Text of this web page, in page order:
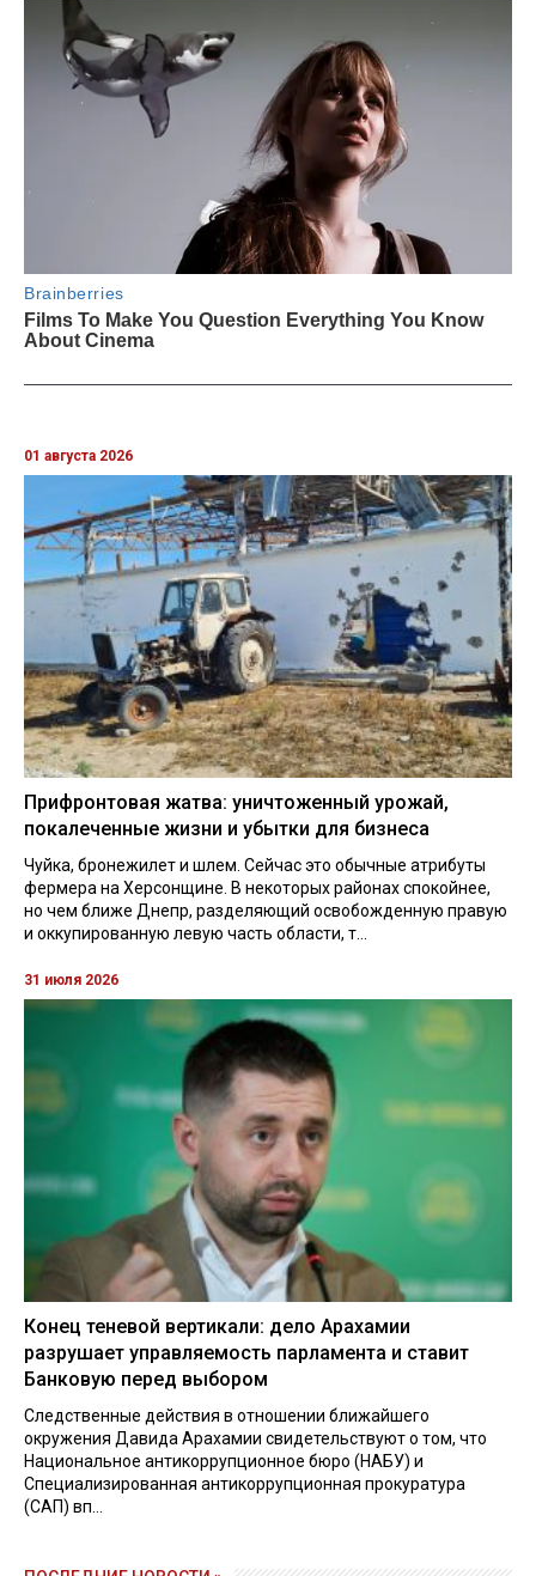
01 августа 2026
Прифронтовая жатва: уничтоженный урожай,
покалеченные жизни и убытки для бизнеса
Чуйка, бронежилет и шлем. Сейчас это обычные атрибуты
фермера на Херсонщине. В некоторых районах спокойнее,
но чем ближе Днепр, разделяющий освобожденную правую
и оккупированную левую часть области, т...
31 июля 2026
Конец теневой вертикали: дело Арахамии
разрушает управляемость парламента и ставит
Банковую перед выбором
Следственные действия в отношении ближайшего
окружения Давида Арахамии свидетельствуют о том, что
Национальное антикоррупционное бюро (НАБУ) и
Специализированная антикоррупционная прокуратура
(САП) вп...